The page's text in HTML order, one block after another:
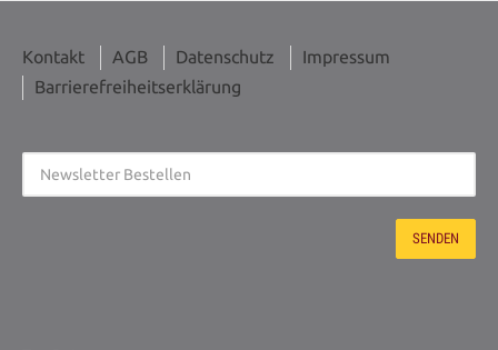
Kontakt AGB Datenschutz
Impressum
Barrierefreiheitserklärung